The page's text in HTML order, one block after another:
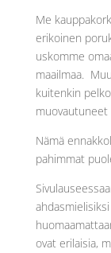
Me
erikoinen
uskomme
maailmaa.
kuitenkin
Nämä
pahimmat
ovat erilaisia,